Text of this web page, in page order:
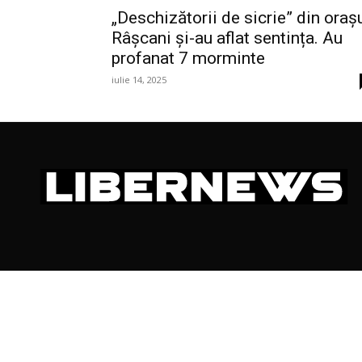
„Deschizătorii de sicrie” din
Râșcani și-au aflat sentința. Au
profanat 7 morminte
iulie 14, 2025